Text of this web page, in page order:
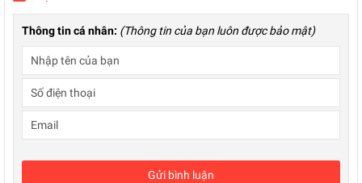
Thông tin cá nhân: (Thông tin của bạn luôn được bảo mật)
Gửi bình luận